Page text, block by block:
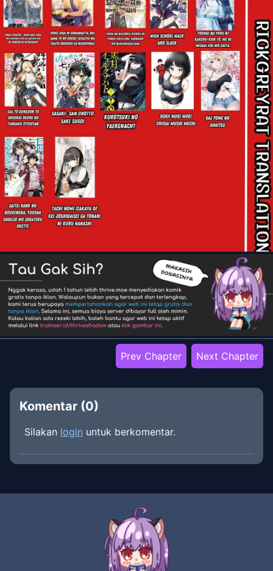
Prev Chapter Next Chapter
Komentar (0)
Silakan login untuk berkomentar.